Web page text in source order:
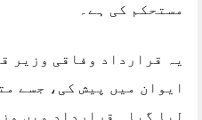
مستحکم کی ہے۔
یہ قرارداد وفاقی وزیر
ایوان میں پیش کی، جسے
لیا گیا۔ قرارداد میں